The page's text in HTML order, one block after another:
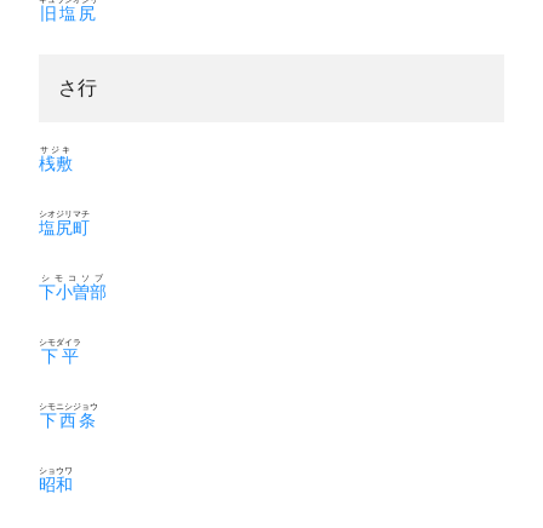
旧塩尻
さ行
桟敷
サジキ
塩尻町
シオジリマチ
下小曽部
シモコソブ
下平
シモダイラ
下西条
シモニシジョウ
昭和
ショウワ